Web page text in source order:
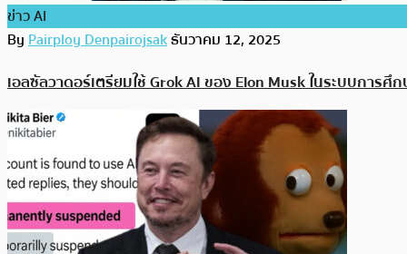
ข่าว AI
ByPairploy Denpairojsakธันวาคม 12, 2025
เอลซัลวาดอร์เตรียมใช้ Grok AI ของ Elon Musk ในระบบการ